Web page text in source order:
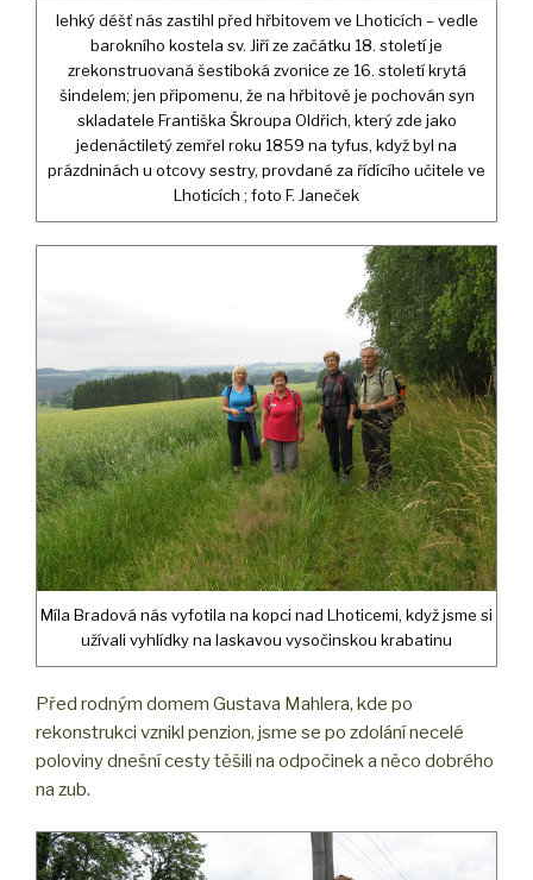
lehký déšť nás zastihl před hřbitovem ve Lhoticích – vedle
barokního kostela sv. Jiří ze začátku 18. století je
zrekonstruovaná šestiboká zvonice ze 16. století krytá
šindelem; jen připomenu, že na hřbitově je pochován syn
skladatele Františka Škroupa Oldřich, který zde jako
jedenáctiletý zemřel roku 1859 na tyfus, když byl na
prázdninách u otcovy sestry, provdané za řídícího učitele ve
Lhoticích ; foto F. Janeček
Míla Bradová nás vyfotila na kopci nad Lhoticemi, když jsme si
užívali vyhlídky na laskavou vysočinskou krabatinu
Před rodným domem Gustava Mahlera, kde po
rekonstrukci vznikl penzion, jsme se po zdolání necelé
poloviny dnešní cesty těšili na odpočinek a něco dobrého
na zub.